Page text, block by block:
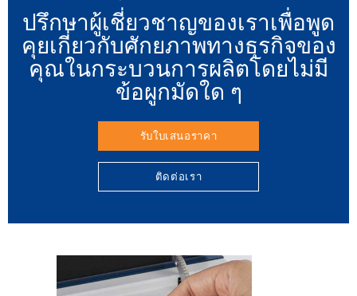
ปรึกษาผู้เชี่ยวชาญของเราเพื่อพูด
คุยเกี่ยวกับศักยภาพทางธุรกิจของ
คุณในกระบวนการผลิตโดยไม่มี
ข้อผูกมัดใด ๆ
รับใบเสนอราคา
ติดต่อเรา